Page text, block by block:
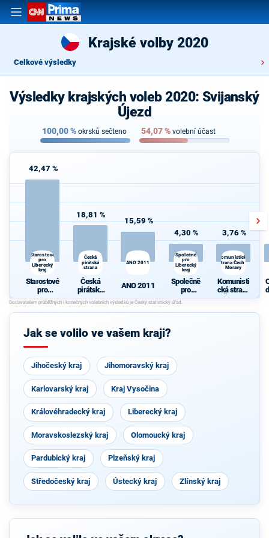
Krajské volby 2020
Celkové výsledky
Výsledky krajských voleb 2020: Svijanský
Újezd
100,00% okrsků sečteno 54,07% volební účast
42,47 %
Starostové
pro
Liberecký
kraj
Starostové
pro
Liberecký
kraj
18,81 %
Česká
pirátská
strana
Česká
pirátská
strana
15,59 %
ANO 2011
ANO 2011
4,30 %
Společně
pro
Liberecký
kraj
Společně
pro
Liberecký
kraj
3,76 %
Komunistická
strana Čech a
Moravy
Komunisti
cká strana
Čech a
Jak se volilo ve vašem kraji?
Jihočeský kraj Jihomoravský kraj
Karlovarský kraj Kraj Vysočina
Královéhradecký kraj Liberecký kraj
Moravskoslezský kraj Olomoucký kraj
Pardubický kraj Plzeňský kraj
Středočeský kraj Ústecký kraj Zlínský kraj